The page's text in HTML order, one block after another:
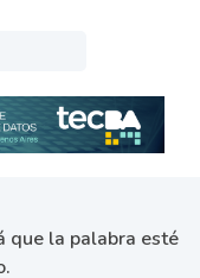
que la palabra esté